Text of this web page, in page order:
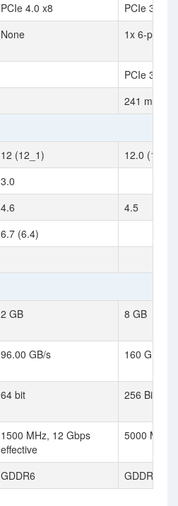
PCIe 4.0 x8
PCIe 3.0
None 1x 6-pin
PCIe 3.0
241 mm
12 (12_1)
12.0 (12_0)
3.0
4.6
4.5
6.7 (6.4)
2 GB 8 GB
96.00 GB/s 160 GB / s
64 bit 256 Bit
1500 MHz, 12 Gbps
effective
5000 MHz
GDDR6 GDDR5